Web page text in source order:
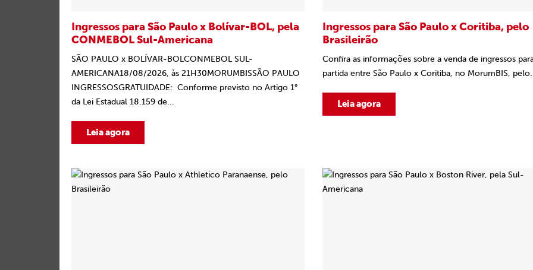
Ingressos para São Paulo x Bolívar-BOL, pela
CONMEBOL Sul-Americana
SÃO PAULO x BOLÍVAR-BOLCONMEBOL SUL-
AMERICANA18/08/2026, às 21H30MORUMBISSÃO PAULO
INGRESSOSGRATUIDADE: Conforme previsto no Artigo 1°
da Lei Estadual 18.159 de...
Leia agora
Ingressos para São Paulo x Coritiba, pelo
Brasileirão
Confira as informações sobre a venda de ingressos
partida entre São Paulo x Coritiba, no MorumBIS,
Leia agora